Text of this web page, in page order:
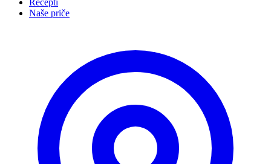
Recepti
Naše priče